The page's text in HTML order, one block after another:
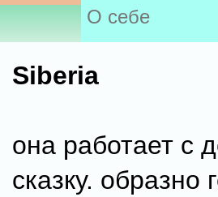
О себе
Siberia
она работает с
сказку. образно